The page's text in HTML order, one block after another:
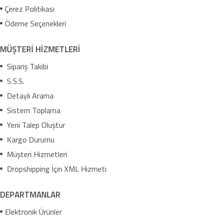
Çerez Politikası
Ödeme Seçenekleri
MÜŞTERİ HİZMETLERİ
Sipariş Takibi
S.S.S.
Detaylı Arama
Sistem Toplama
Yeni Talep Oluştur
Kargo Durumu
Müşteri Hizmetleri
Dropshipping İçin XML Hizmeti
DEPARTMANLAR
Elektronik Ürünler